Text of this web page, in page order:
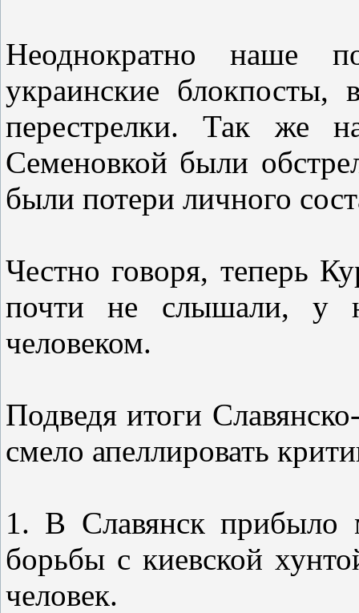
Неоднократно наше
украинские блокпосты,
перестрелки. Так же
Семеновкой были
были потери личного
Честно говоря, теперь
почти не слышали, у
человеком.
Подведя итоги
смело апеллировать
1. В Славянск прибыло
борьбы с киевской
человек.